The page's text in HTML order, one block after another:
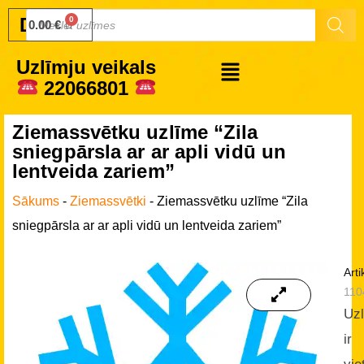
Druku.lv
0.00€
Uzlīmju veikals
22066801
Ziemassvētku uzlīme “Zila
sniegpārsla ar ar apli vidū un
lentveida zariem”
Sākums - Ziemassvētki - Ziemassvētku uzlīme “Zila
sniegpārsla ar ar apli vidū un lentveida zariem”
ir